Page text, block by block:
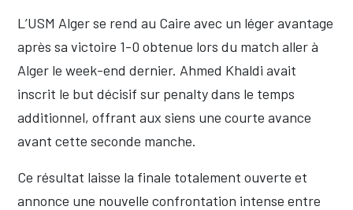
L’USM Alger se rend au Caire avec un léger avantage
après sa victoire 1-0 obtenue lors du match aller à
Alger le week-end dernier. Ahmed Khaldi avait
inscrit le but décisif sur penalty dans le temps
additionnel, offrant aux siens une courte avance
avant cette seconde manche.
Ce résultat laisse la finale totalement ouverte et
annonce une nouvelle confrontation intense entre